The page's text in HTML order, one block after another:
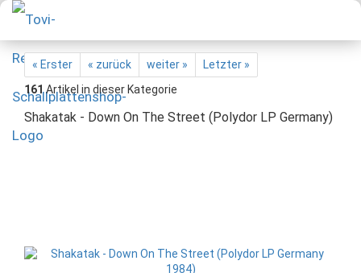
« Erster « zurück weiter »
Letzter »
161Artikel in dieser Kategorie
Shakatak - Down On The Street (Polydor LP Germany)